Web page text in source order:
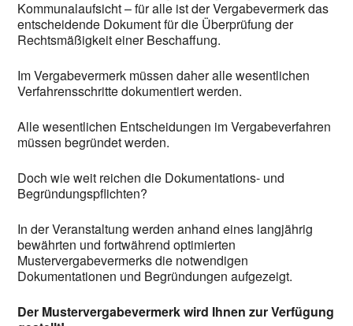
Kommunalaufsicht – für alle ist der Vergabevermerk das
entscheidende Dokument für die Überprüfung der
Rechtsmäßigkeit einer Beschaffung.
Im Vergabevermerk müssen daher alle wesentlichen
Verfahrensschritte dokumentiert werden.
Alle wesentlichen Entscheidungen im Vergabeverfahren
müssen begründet werden.
Doch wie weit reichen die Dokumentations- und
Begründungspflichten?
In der Veranstaltung werden anhand eines langjährig
bewährten und fortwährend optimierten
Mustervergabevermerks die notwendigen
Dokumentationen und Begründungen aufgezeigt.
Der Mustervergabevermerk wird Ihnen zur Verfügung